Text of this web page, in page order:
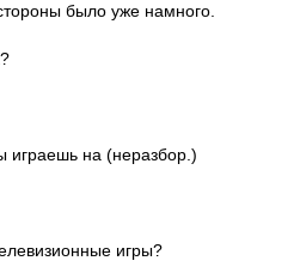
было уже намного.
на (неразбор.)
игры?